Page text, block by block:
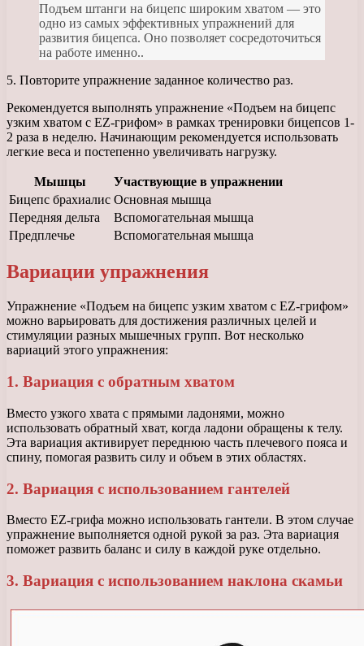
Подъем штанги на бицепс широким хватом — это
одно из самых эффективных упражнений для
развития бицепса. Оно позволяет сосредоточиться
на работе именно..
5. Повторите упражнение заданное количество раз.
Рекомендуется выполнять упражнение «Подъем на бицепс
узким хватом с EZ-грифом» в рамках тренировки бицепсов 1-
2 раза в неделю. Начинающим рекомендуется использовать
легкие веса и постепенно увеличивать нагрузку.
Мышцы
Участвующие в упражнении
Бицепс брахиалис Основная мышца
Передняя дельта
Вспомогательная мышца
Предплечье
Вспомогательная мышца
Вариации упражнения
Упражнение «Подъем на бицепс узким хватом с EZ-грифом»
можно варьировать для достижения различных целей и
стимуляции разных мышечных групп. Вот несколько
вариаций этого упражнения:
1. Вариация с обратным хватом
Вместо узкого хвата с прямыми ладонями, можно
использовать обратный хват, когда ладони обращены к телу.
Эта вариация активирует переднюю часть плечевого пояса и
спину, помогая развить силу и объем в этих областях.
2. Вариация с использованием гантелей
Вместо EZ-грифа можно использовать гантели. В этом случае
упражнение выполняется одной рукой за раз. Эта вариация
поможет развить баланс и силу в каждой руке отдельно.
3. Вариация с использованием наклона скамьи